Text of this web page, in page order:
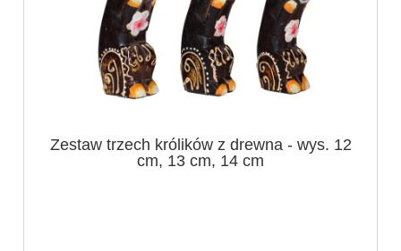
Zestaw trzech królików z drewna - wys. 12
cm, 13 cm, 14 cm